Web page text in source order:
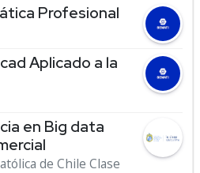
Profesional
Aplicado a la
en Big data
de Chile Clase